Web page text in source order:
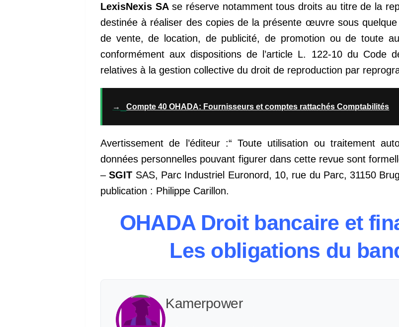
LexisNexis SAse réserve notamment tous droits au titre de la
destinée à réaliser des copies de la présente œuvre sous
de vente, de location, de publicité, de promotion ou de toute
conformément aux dispositions de l’article L. 122-10 du Code
relatives à la gestion collective du droit de reproduction par
→ Compte 40 OHADA: Fournisseurs et comptes rattachés Comptabilités
Avertissement de l’éditeur :“ Toute utilisation ou traitement
données personnelles pouvant figurer dans cette revue sont
–SGIT SAS, Parc Industriel Euronord, 10, rue du Parc, 31150
publication : Philippe Carillon.
OHADA Droit bancaire et
Les obligations du
Kamerpower